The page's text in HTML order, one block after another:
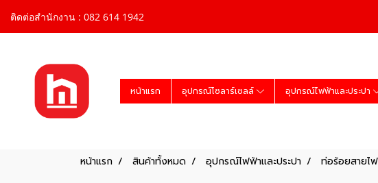
ติดต่อสำนักงาน : 082 614 1942
หน้าแรก อุปกรณ์โซลาร์เซลล์ อุปกรณ์ไฟฟ้าและประปา
หน้าแรก สินค้าทั้งหมด อุปกรณ์ไฟฟ้าและประปา ท่อร้อยสาย